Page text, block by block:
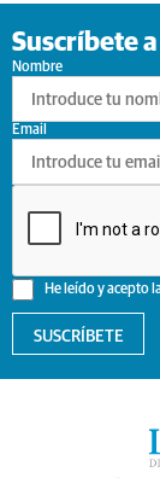
Suscríbete
Nombre
He leído y acepto
Email
SUSCRÍBETE